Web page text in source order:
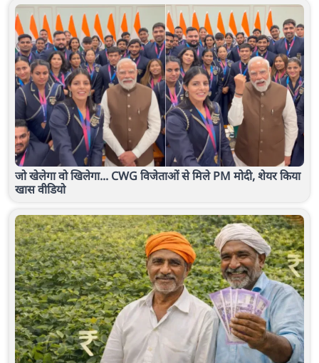
जो खेलेगा वो खिलेगा... CWG विजेताओं से मिले PM मोदी, शेयर किया
खास वीडियो